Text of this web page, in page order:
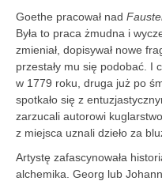
Goethe pracował nad
Była to praca żmudna i
zmieniał, dopisywał nowe
przestały mu się podobać. I
w 1779 roku, druga już po
spotkało się z
zarzucali autorowi
z miejsca uznali dzieło za
Artystę zafascynowała
alchemika. Georg lub